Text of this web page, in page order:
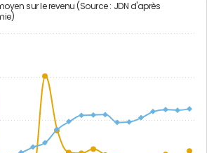
sur le revenu (Source : JDN d'après